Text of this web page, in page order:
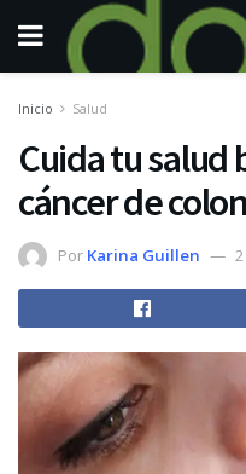
Inicio Salud
Cuida tu salud
cáncer de colon
Por Karina Guillen